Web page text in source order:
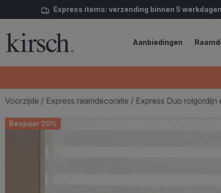
Express items: verzending binnen 5 werkdagen
Aanbiedingen
Voorzijde / Express raamdecoratie / Express Duo rolgordijn
Bespaar 20%